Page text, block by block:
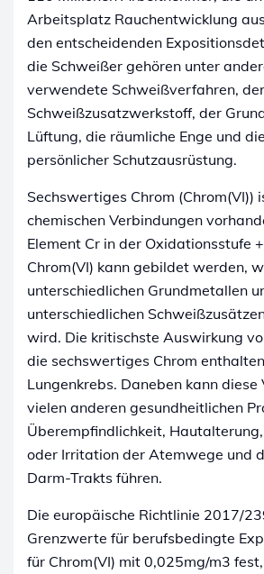
Arbeitsplatz Rauchentwicklung
den entscheidenden
die Schweißer gehören unter
verwendete Schweißverfahren, der
Schweißzusatzwerkstoff, der
Lüftung, die räumliche Enge und
persönlicher Schutzausrüstung.
Sechswertiges Chrom (Chrom(VI))
chemischen Verbindungen
Element Cr in der Oxidationsstufe
Chrom(VI) kann gebildet werden,
unterschiedlichen Grundmetallen
unterschiedlichen
wird. Die kritischste Auswirkung
die sechswertiges Chrom
Lungenkrebs. Daneben kann diese
vielen anderen gesundheitlichen
Überempfindlichkeit,
oder Irritation der Atemwege und
Darm-Trakts führen.
Die europäische Richtlinie 2017/
Grenzwerte für berufsbedingte
für Chrom(VI) mit 0,025mg/m3